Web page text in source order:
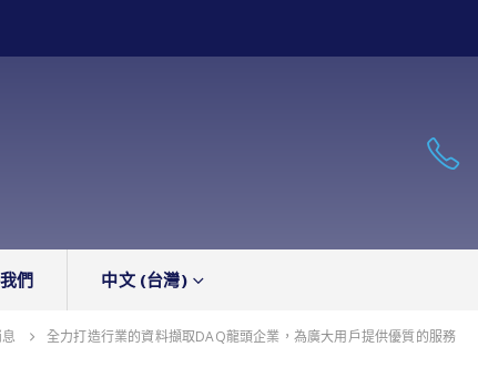
們 中文 (台灣)
全力打造行業的資料擷取DAQ龍頭企業，為廣大用戶提供優質的服務